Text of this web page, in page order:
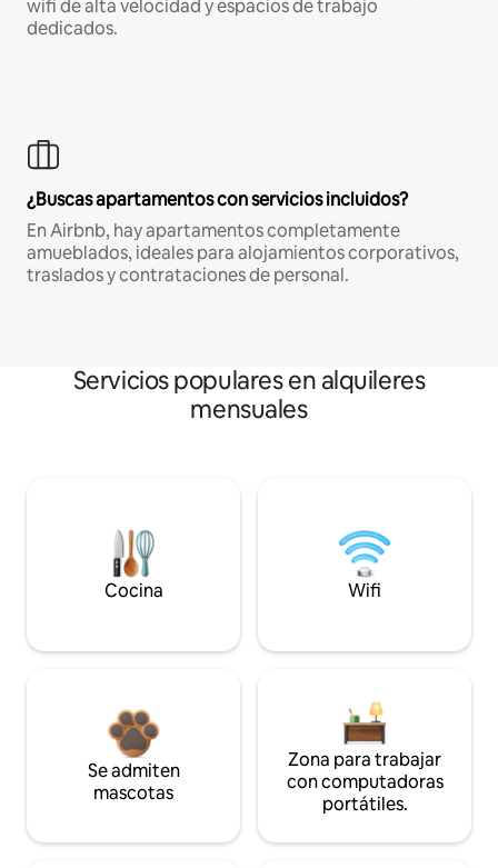
wifi de alta velocidad y espacios de trabajo
dedicados.
¿Buscas apartamentos con servicios incluidos?
En Airbnb, hay apartamentos completamente
amueblados, ideales para alojamientos corporativos,
traslados y contrataciones de personal.
Servicios populares en alquileres
mensuales
Cocina Wifi
Se admiten
mascotas
Zona para trabajar
con computadoras
portátiles.